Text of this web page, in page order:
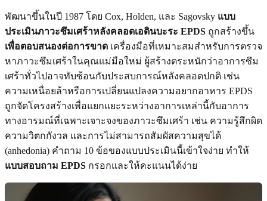
พัฒนาขึ้นในปี 1987 โดย Cox, Holden, และ Sagovsky แบบ
ประเมินภาวะซึมเศร้าหลังคลอดเอดินบะระ EPDS ถูกสร้างขึ้น
เพื่อตอบสนองต่อการขาด เครื่องมือที่เหมาะสมสำหรับการตรวจ
หาภาวะซึมเศร้าในคุณแม่มือใหม่ ผู้สร้างตระหนักว่าอาการซึม
เศร้าทั่วไปอาจทับซ้อนกับประสบการณ์หลังคลอดปกติ เช่น
ความเหนื่อยล้าหรือการเปลี่ยนแปลงความอยากอาหาร EPDS
ถูกจัดโครงสร้างเพื่อแยกแยะระหว่างอาการเหล่านี้กับอาการ
ทางอารมณ์ที่เฉพาะเจาะจงของภาวะซึมเศร้า เช่น ความรู้สึกผิด
ความวิตกกังวล และการไม่สามารถสัมผัสความสุขได้
(anhedonia) คำถาม 10 ข้อของแบบประเมินนี้เข้าใจง่าย ทำให้
แบบสอบถาม EPDS กรอกและให้คะแนนได้ง่าย